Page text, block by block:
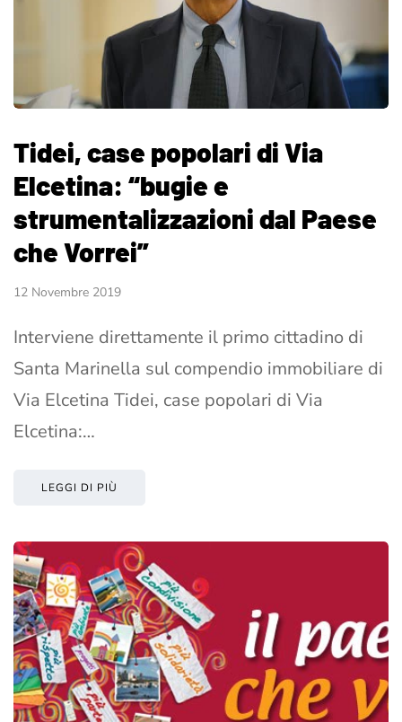
Tidei, case popolari di Via
Elcetina: “bugie e
strumentalizzazioni dal Paese
che Vorrei”
12 Novembre 2019
Interviene direttamente il primo cittadino di
Santa Marinella sul compendio immobiliare di
Via Elcetina Tidei, case popolari di Via
Elcetina:…
LEGGI DI PIÙ